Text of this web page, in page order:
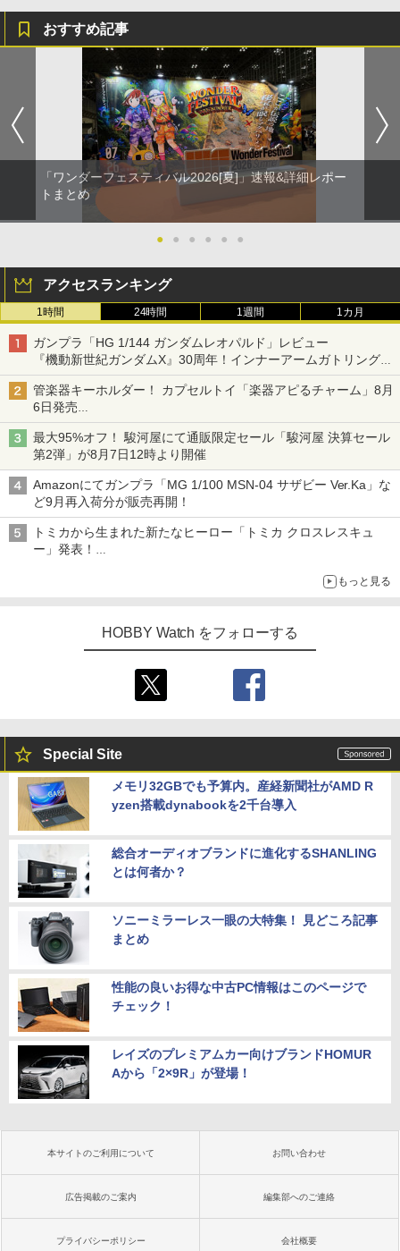
おすすめ記事
「ワンダーフェスティバル2026[夏]」速報&詳細レポー
トまとめ
● ● ● ● ● ●
アクセスランキング
1時間 24時間 1週間 1カ月
ガンプラ「HG 1/144 ガンダムレオパルド」レビュー
『機動新世紀ガンダムX』30周年！インナーアームガトリングの
変形機構まで再現し最新フォーマットでキット化！
管楽器キーホルダー！ カプセルトイ「楽器アピるチャーム」8月
6日発売
チューバ、テナサクなど5種各3色
最大95%オフ！ 駿河屋にて通販限定セール「駿河屋 決算セール
第2弾」が8月7日12時より開催
Amazonにてガンプラ「MG 1/100 MSN-04 サザビー Ver.Ka」な
ど9月再入荷分が販売再開！
トミカから生まれた新たなヒーロー「トミカ クロスレスキュ
ー」発表！
もっと見る
HOBBY Watch をフォローする
Special Site
メモリ32GBでも予算内。産経新聞社がAMD R
yzen搭載dynabookを2千台導入
総合オーディオブランドに進化するSHANLING
とは何者か？
ソニーミラーレス一眼の大特集！ 見どころ記事
まとめ
性能の良いお得な中古PC情報はこのページで
チェック！
レイズのプレミアムカー向けブランドHOMUR
Aから「2×9R」が登場！
本サイトのご利用について お問い合わせ
広告掲載のご案内 編集部へのご連絡
プライバシーポリシー 会社概要